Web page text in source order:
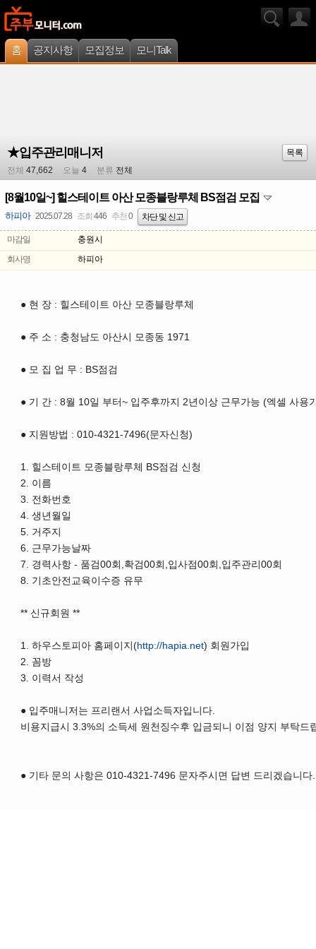
홈 공지사항 모집정보 모니Talk
★입주관리매니저
목록
전체 47,662 오늘 4 분류 전체
[8월10일~] 힐스테이트 아산 모종블랑루체 BS점검 모집
하피아 2025.07.28 조회 446 추천 0 차단 및 신고
마감일
충원시
회사명
하피아
● 현 장 : 힐스테이트 아산 모종블랑루체
● 주 소 : 충청남도 아산시 모종동 1971
● 모 집 업 무 : BS점검
● 기 간 : 8월 10일 부터~ 입주후까지 2년이상 근무가능 (엑셀 사용
● 지원방법 : 010-4321-7496(문자신청)
1. 힐스테이트 모종블랑루체 BS점검 신청
2. 이름
3. 전화번호
4. 생년월일
5. 거주지
6. 근무가능날짜
7. 경력사항 - 품검00회,확검00회,입사점00회,입주관리00회
8. 기초안전교육이수증 유무
** 신규회원 **
1. 하우스토피아 홈페이지(http://hapia.net) 회원가입
2. 꼼방
3. 이력서 작성
● 입주매니저는 프리랜서 사업소득자입니다.
비용지급시 3.3%의 소득세 원천징수후 입금되니 이점 양지 부탁드
● 기타 문의 사항은 010-4321-7496 문자주시면 답변 드리겠습니다.